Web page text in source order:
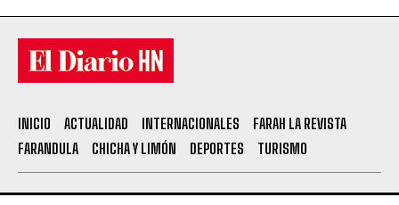
INICIO ACTUALIDAD INTERNACIONALES
FARAH LA REVISTA
FARANDULA
CHICHA Y LIMÓN DEPORTES TURISMO